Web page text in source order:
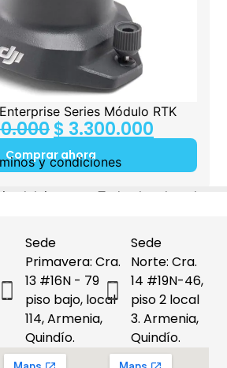
Series Módulo RTK
$ 3.300.000
Comprar ahora
Sede
Primavera: Cra.
13 #16N - 79
piso bajo, local
114, Armenia,
Quindío.
Sede
Norte: Cra.
14 #19N-46,
piso 2 local
3. Armenia,
Quindío.